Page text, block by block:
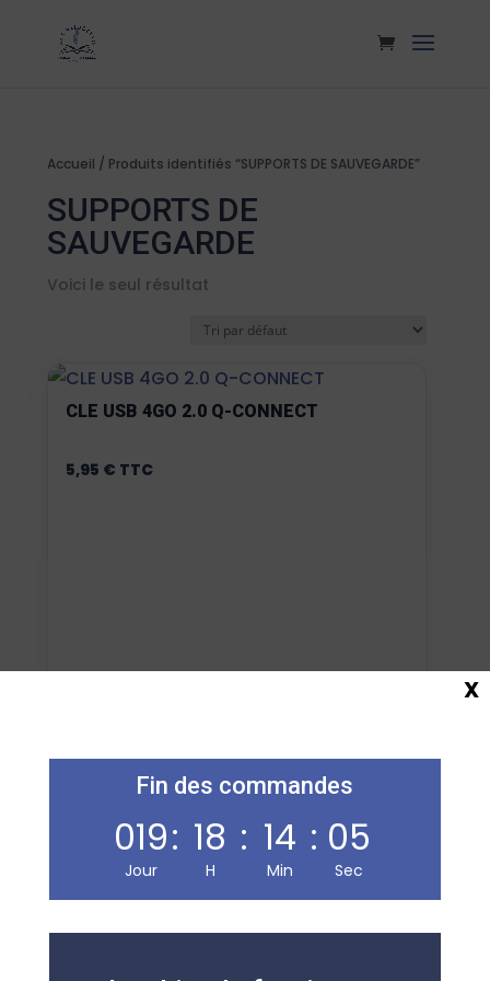
Accueil / Produits identifiés “SUPPORTS DE SAUVEGARDE”
SUPPORTS DE
SAUVEGARDE
Voici le seul résultat
CLE USB 4GO 2.0 Q-CONNECT
5,95 € TTC
Maison de la Presse
Fin des commandes
019
Jour
: 18
H
: 14
Min
: 05
Sec
X